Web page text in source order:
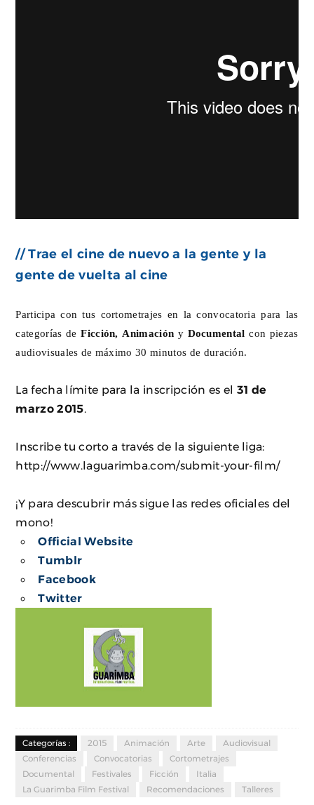
// Trae el cine de nuevo a la gente y la
gente de vuelta al cine
Participa con tus cortometrajes en la convocatoria para las
categorías deFicción, Animación y Documental con piezas
audiovisuales de máximo 30 minutos de duración.
La fecha límite para la inscripción es el 31 de
marzo 2015
Inscribe tu corto a través de la siguiente liga:
http://www.laguarimba.com/submit-your-film/
¡Y para descubrir más sigue las redes oficiales del
mono!
Official Website
Tumblr
Facebook
Twitter
Categorías : 2015 Animación Arte
Audiovisual
Conferencias
Convocatorias
Cortometrajes
Documental
Festivales Ficción
Italia
La Guarimba Film Festival
Recomendaciones Talleres